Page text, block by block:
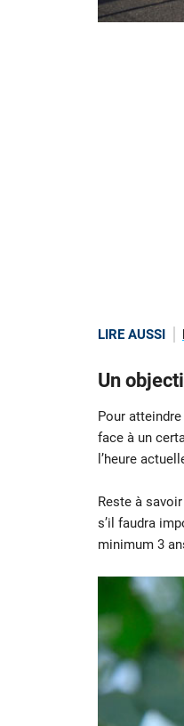
LIRE AUSSI
Un
Pour
face à un
l’heure
Reste à
s’il faudra
minimum 3